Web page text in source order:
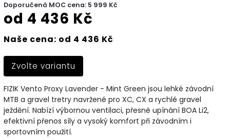
Doporučená MOC cena: 5 999 Kč
od 4 436 Kč
Naše cena: od 4 436 Kč
Zvolte variantu
FIZIK Vento Proxy Lavender - Mint Green jsou lehké závodní
MTB a gravel tretry navržené pro XC, CX a rychlé gravel
ježdění. Nabízí výbornou ventilaci, přesné upínání BOA Li2,
efektivní přenos síly a vysoký komfort při závodním i
sportovním použití.